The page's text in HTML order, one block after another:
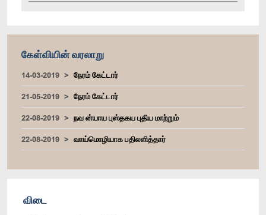
கேள்வியின் வரலாறு
14-03-2019
நேரம் கேட்டார்
21-05-2019
நேரம் கேட்டார்
22-08-2019
நவ ன்யாய புஸ்தகய புதிய மாற்றும்
22-08-2019
வாய்மொழியாக பதிலளித்தார்
விடை